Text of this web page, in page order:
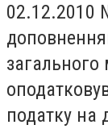
02.12.2010
загального
податку на